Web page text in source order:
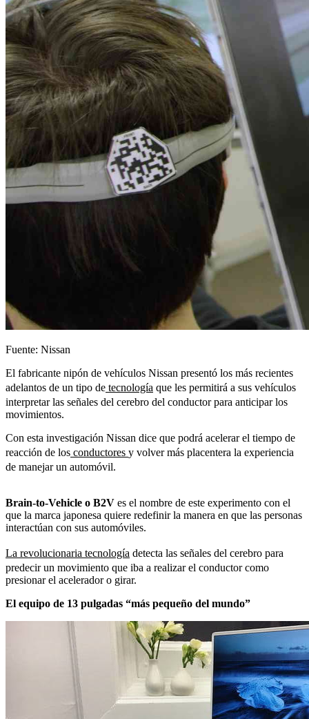
Fuente: Nissan
El fabricante nipón de vehículos Nissan presentó los más recientes
adelantos de un tipo de tecnología que les permitirá a sus vehículos
interpretar las señales del cerebro del conductor para anticipar los
movimientos.
Con esta investigación Nissan dice que podrá acelerar el tiempo de
reacción de los conductores y volver más placentera la experiencia
de manejar un automóvil.
Brain-to-Vehicle o B2V es el nombre de este experimento con el
que la marca japonesa quiere redefinir la manera en que las personas
interactúan con sus automóviles.
La revolucionaria tecnología detecta las señales del cerebro para
predecir un movimiento que iba a realizar el conductor como
presionar el acelerador o girar.
El equipo de 13 pulgadas “más pequeño del mundo”